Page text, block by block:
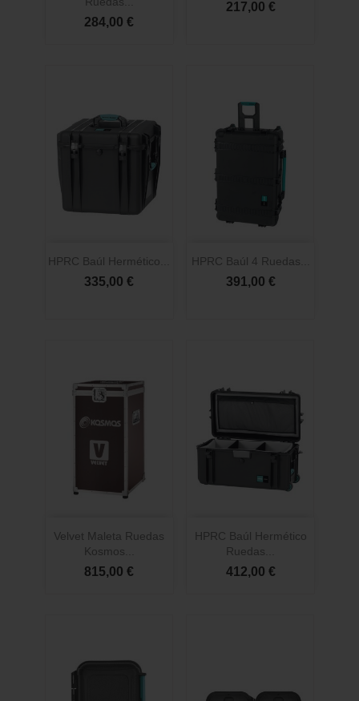
284,00 €
217,00 €
HPRC Baúl Hermético...
335,00 €
HPRC Baúl 4 Ruedas...
391,00 €
Velvet Maleta Ruedas
Kosmos...
815,00 €
HPRC Baúl Hermético
Ruedas...
412,00 €